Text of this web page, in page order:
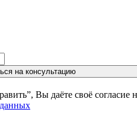
на консультацию
Вы даёте своё согласие